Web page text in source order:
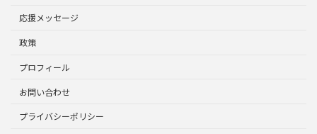
応援メッセージ
政策
プロフィール
お問い合わせ
プライバシーポリシー